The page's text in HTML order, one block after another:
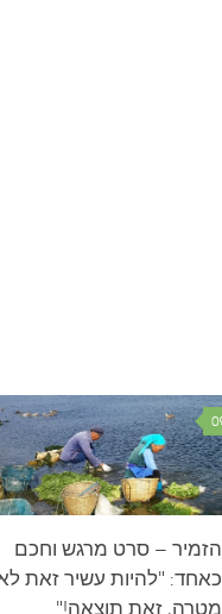
0
הזמיר – סרט מרגש וחכם
כאחד: "להיות עשיר זאת
מטרה, זאת תוצאה!"